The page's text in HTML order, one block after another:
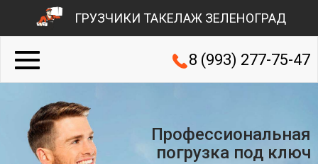
ГРУЗЧИКИ ТАКЕЛАЖ ЗЕЛЕНОГРАД
8 (993) 277-75-47
Профессиональная
погрузка под ключ